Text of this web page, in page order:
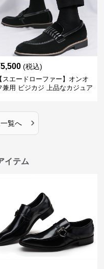
5,500 (税込)
【スエードローファー】オンオ
兼用 ビジカジ 上品なカジュア
覧へ ›
イテム